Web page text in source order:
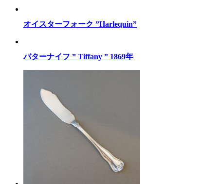
オイスターフォーク ”Harlequin”
バターナイフ ” Tiffany ” 1869年